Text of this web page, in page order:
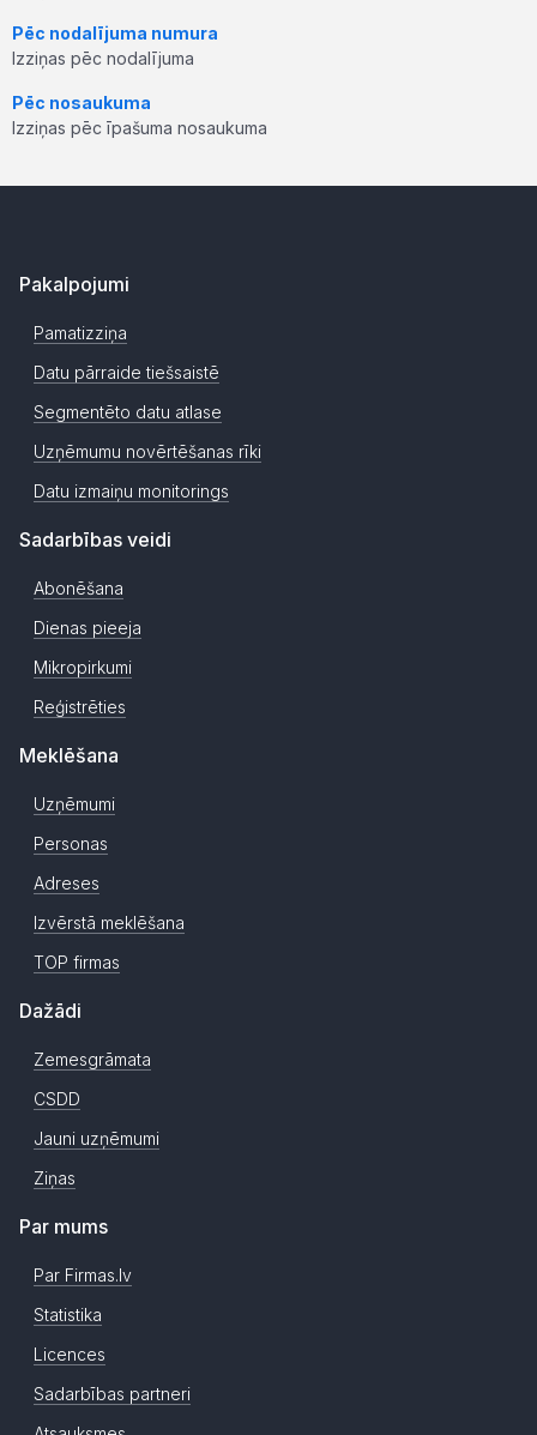
Pēc nodalījuma numura
Izziņas pēc nodalījuma
Pēc nosaukuma
Izziņas pēc īpašuma nosaukuma
Pakalpojumi
Pamatizziņa
Datu pārraide tiešsaistē
Segmentēto datu atlase
Uzņēmumu novērtēšanas rīki
Datu izmaiņu monitorings
Sadarbības veidi
Abonēšana
Dienas pieeja
Mikropirkumi
Reģistrēties
Meklēšana
Uzņēmumi
Personas
Adreses
Izvērstā meklēšana
TOP firmas
Dažādi
Zemesgrāmata
CSDD
Jauni uzņēmumi
Ziņas
Par mums
Par Firmas.lv
Statistika
Licences
Sadarbības partneri